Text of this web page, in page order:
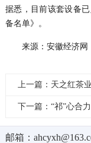
据悉，目前该套设备
备名单》。
来源：安徽经济网
下一篇：“祁”心合
邮箱：